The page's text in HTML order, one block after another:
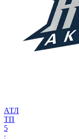
АТЛ
ТП
5
: